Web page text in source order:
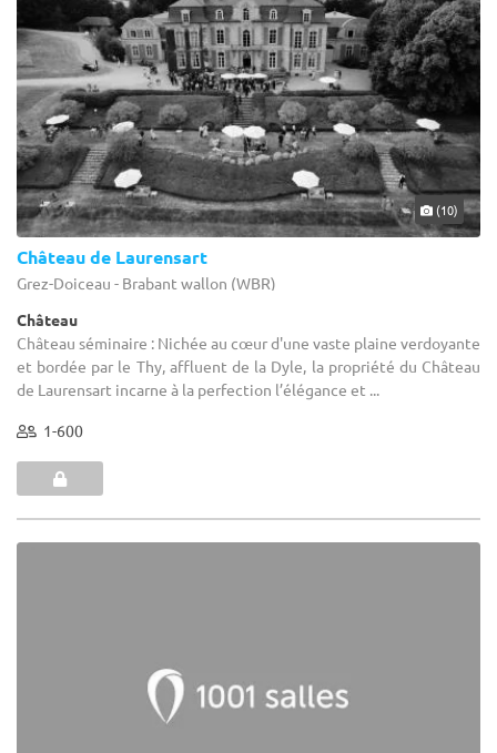
(10)
Château de Laurensart
Grez-Doiceau - Brabant wallon (WBR)
Château
Château séminaire : Nichée au cœur d'une vaste plaine verdoyante
et bordée par le Thy, affluent de la Dyle, la propriété du Château
de Laurensart incarne à la perfection l’élégance et ...
1-600